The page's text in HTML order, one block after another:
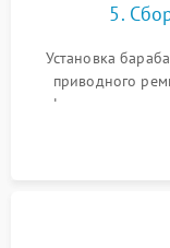
5.
Установка
приводного
фиксация всех
модулю